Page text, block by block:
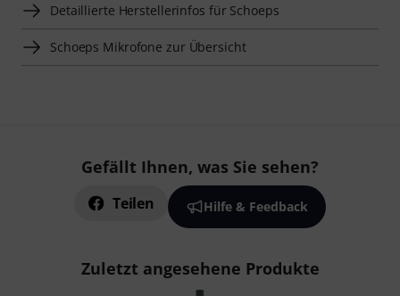
Detaillierte Herstellerinfos für Schoeps
Schoeps Mikrofone zur Übersicht
Gefällt Ihnen, was Sie sehen?
Teilen Hilfe & Feedback
Zuletzt angesehene Produkte